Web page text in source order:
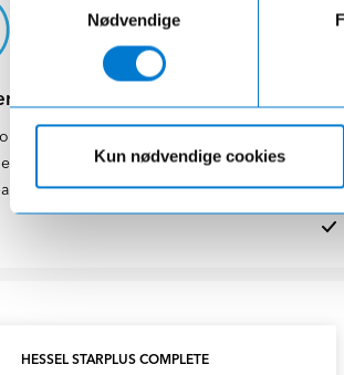
Nødvendige
Kun nødvendige cookies
eget
dig gode vilkår,
biler til danskerne, så
man skal
HESSEL STARPLUS COMPLETE